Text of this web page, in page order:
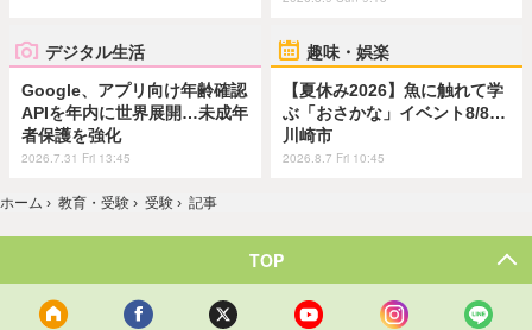
デジタル生活
Google、アプリ向け年齢確認
APIを年内に世界展開…未成年
者保護を強化
2026.7.31 Fri 13:45
趣味・娯楽
【夏休み2026】魚に触れて学
ぶ「おさかな」イベント8/8…
川崎市
2026.8.7 Fri 10:45
ホーム › 教育・受験 › 受験 › 記事
TOP